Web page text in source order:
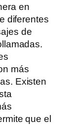
en
diferentes
de
más
Existen
que el